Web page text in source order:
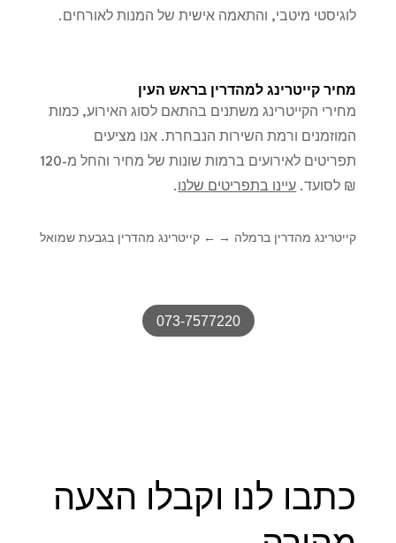
לוגיסטי מיטבי, והתאמה אישית של המנות לאורחים.
מחיר קייטרינג למהדרין בראש העין
מחירי הקייטרינג משתנים בהתאם לסוג האירוע, כמות
המוזמנים ורמת השירות הנבחרת. אנו מציעים
תפריטים לאירועים ברמות שונות של מחיר והחל מ-120
₪ לסועד. עיינו בתפריטים שלנו .
←קייטרינג מהדרין בגבעת שמואל קייטרינג מהדרין ברמלה →
073-7577220
כתבו לנו וקבלו הצעה